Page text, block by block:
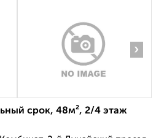
›
срок, 48м², 2/4 этаж